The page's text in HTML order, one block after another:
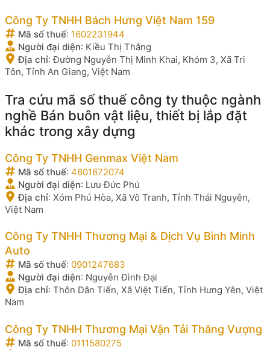
Công Ty TNHH Bách Hưng Việt Nam 159
Mã số thuế: 1602231944
Người đại diện: Kiều Thị Thắng
Địa chỉ:Đường Nguyễn Thị Minh Khai, Khóm 3, Xã Tri
Tôn, Tỉnh An Giang, Việt Nam
Tra cứu mã số thuế công ty thuộc ngành
nghề Bán buôn vật liệu, thiết bị lắp đặt
khác trong xây dựng
Công Ty TNHH Genmax Việt Nam
Mã số thuế: 4601672074
Người đại diện: Lưu Đức Phú
Địa chỉ: Xóm Phú Hòa, Xã Vô Tranh, Tỉnh Thái Nguyên,
Việt Nam
Công Ty TNHH Thương Mại & Dịch Vụ Bình Minh
Auto
Mã số thuế: 0901247683
Người đại diện: Nguyễn Đình Đại
Địa chỉ: Thôn Dân Tiến, Xã Việt Tiến, Tỉnh Hưng Yên, Việt
Nam
Công Ty TNHH Thương Mại Vận Tải Thăng Vượng
Mã số thuế: 0111580275